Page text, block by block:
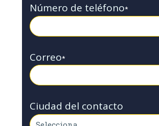
Número de teléfono*
Correo*
Ciudad del contacto